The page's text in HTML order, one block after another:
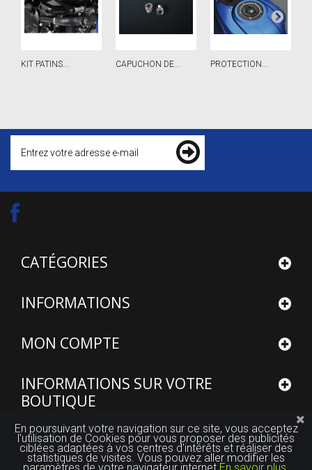
KIT PATINS... CAPUCHON DE... PROTECTION...
CATÉGORIES
INFORMATIONS
MON COMPTE
INFORMATIONS SUR VOTRE
BOUTIQUE
En poursuivant votre navigation sur ce site, vous acceptez
l'utilisation de Cookies pour vous proposer des publicités
ciblées adaptées à vos centres d'intérêts et réaliser des
statistiques de visites. Vous pouvez aller modifier les